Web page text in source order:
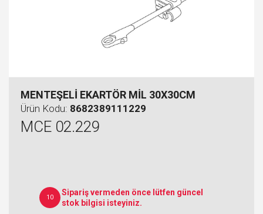
MENTEŞELİ EKARTÖR MİL 30X30CM
Ürün Kodu: 8682389111229
MCE 02.229
10
Sipariş vermeden önce lütfen güncel
stok bilgisi isteyiniz.